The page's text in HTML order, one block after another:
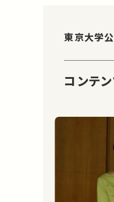
東京大学公
コンテ